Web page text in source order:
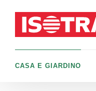
CASA E GIARDINO